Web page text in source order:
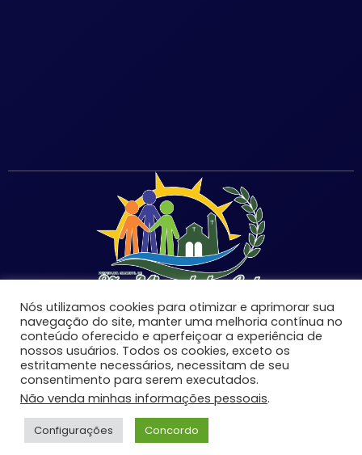
©Copyright 2026 | Prefeitura Municipal de São Miguel
do Anta-MG | Todos os direitos reservados.
Desenvolvido por:
Nós utilizamos cookies para otimizar e aprimorar sua
navegação do site, manter uma melhoria contínua no
conteúdo oferecido e aperfeiçoar a experiência de
nossos usuários. Todos os cookies, exceto os
estritamente necessários, necessitam de seu
consentimento para serem executados.
Não venda minhas informações pessoais.
Configurações Concordo